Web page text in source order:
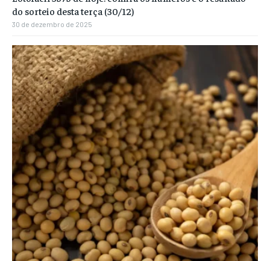
do sorteio desta terça (30/12)
30 de dezembro de 2025